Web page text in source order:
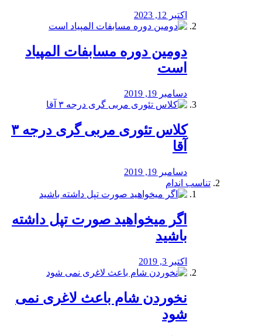
اکتبر 12, 2023
دومین دوره مسابفات المپیاد
است
دسامبر 19, 2019
کلاس تئوری مربی گری درجه ۳
آقا
دسامبر 19, 2019
تناسب اندام
اگر میخواهید صورت تپل داشته
باشید
اکتبر 3, 2019
نخوردن شام باعث لاغری نمی
‌شود